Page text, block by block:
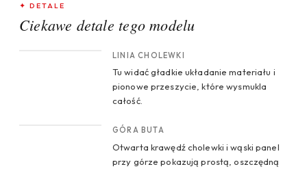
✦ DETALE
Ciekawe detale tego modelu
LINIA CHOLEWKI
Tu widać gładkie układanie materiału i
pionowe przeszycie, które wysmukla
całość.
GÓRA BUTA
Otwarta krawędź cholewki i wąski panel
przy górze pokazują prostą, oszczędną